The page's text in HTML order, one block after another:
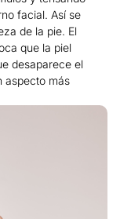
facial. Así se
de la pie. El
que la piel
desaparece el
aspecto más